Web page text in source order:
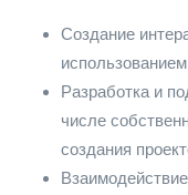
Создание
Разработка и
числе
создания